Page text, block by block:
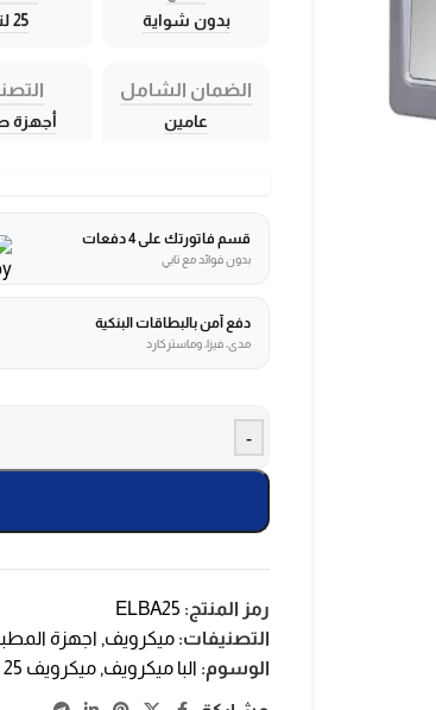
بدون شواية 25 لتر
الضمان الشامل
عامين أجهزة
قسم فاتورتك على 4 دفعات
بدون فوائد مع تابي
دفع آمن بالبطاقات البنكية
مدى، فيزا، وماستركارد
-
رمز المنتج: ELBA25
التصنيفات: ميكرويف, اجهزة
الوسوم: البا ميكرويف, ميكرويف 25 لتر